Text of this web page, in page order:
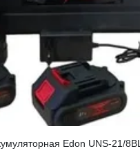
Edon UNS-21/8BL